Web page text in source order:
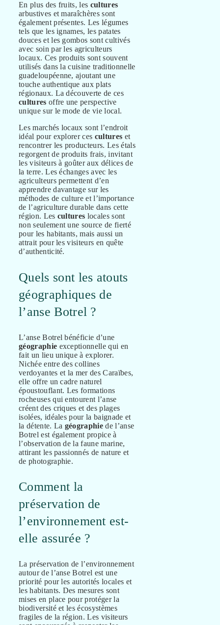
En plus des fruits, les cultures
arbustives et maraîchères sont
également présentes. Les légumes
tels que les ignames, les patates
douces et les gombos sont cultivés
avec soin par les agriculteurs
locaux. Ces produits sont souvent
utilisés dans la cuisine traditionnelle
guadeloupéenne, ajoutant une
touche authentique aux plats
régionaux. La découverte de ces
cultures offre une perspective
unique sur le mode de vie local.
Les marchés locaux sont l’endroit
idéal pour explorer ces cultures et
rencontrer les producteurs. Les étals
regorgent de produits frais, invitant
les visiteurs à goûter aux délices de
la terre. Les échanges avec les
agriculteurs permettent d’en
apprendre davantage sur les
méthodes de culture et l’importance
de l’agriculture durable dans cette
région. Les cultures locales sont
non seulement une source de fierté
pour les habitants, mais aussi un
attrait pour les visiteurs en quête
d’authenticité.
Quels sont les atouts
géographiques de
l’anse Botrel ?
L’anse Botrel bénéficie d’une
géographie exceptionnelle qui en
fait un lieu unique à explorer.
Nichée entre des collines
verdoyantes et la mer des Caraïbes,
elle offre un cadre naturel
époustouflant. Les formations
rocheuses qui entourent l’anse
créent des criques et des plages
isolées, idéales pour la baignade et
la détente. La géographie de l’anse
Botrel est également propice à
l’observation de la faune marine,
attirant les passionnés de nature et
de photographie.
Comment la
préservation de
l’environnement est-
elle assurée ?
La préservation de l’environnement
autour de l’anse Botrel est une
priorité pour les autorités locales et
les habitants. Des mesures sont
mises en place pour protéger la
biodiversité et les écosystèmes
fragiles de la région. Les visiteurs